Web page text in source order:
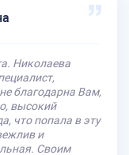
Николаева
благодарна Вам,
высокий
что попала в эту
и
Своим